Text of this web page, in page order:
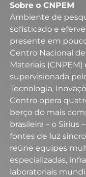
Sobre o CNPEM
Ambiente de
sofisticado e
presente em
Centro Nacional
Materiais
supervisionada
Tecnologia,
Centro opera
berço do mais
brasileira – o Sirius
fontes de luz
reúne equipes
especializadas,
laboratoriais